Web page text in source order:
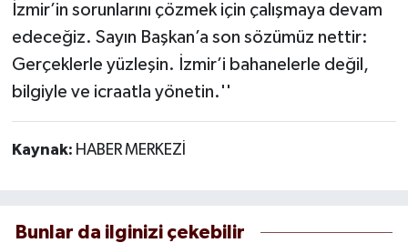
İzmir’in sorunlarını çözmek için çalışmaya devam
edeceğiz. Sayın Başkan’a son sözümüz nettir:
Gerçeklerle yüzleşin. İzmir’i bahanelerle değil,
bilgiyle ve icraatla yönetin.''
Kaynak: HABER MERKEZİ
Bunlar da ilginizi çekebilir